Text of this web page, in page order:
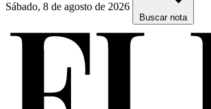
Sábado, 8 de agosto de 2026
Buscar nota